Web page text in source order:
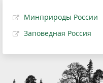
Минприроды России
Заповедная Россия